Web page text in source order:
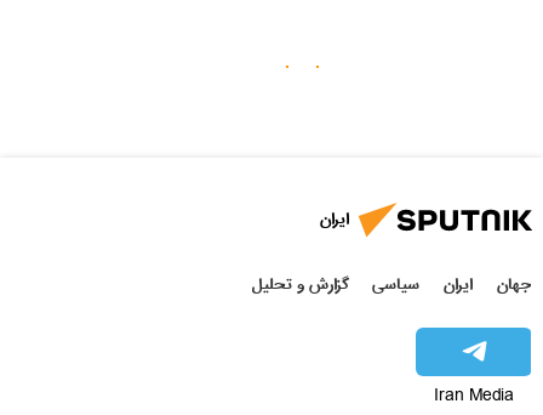
ایران
جهان ایران سیاسی گزارش و تحلیل
Iran Media